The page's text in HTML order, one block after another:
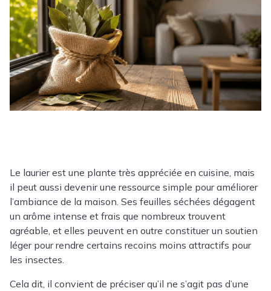
Le laurier est une plante très appréciée en cuisine, mais
il peut aussi devenir une ressource simple pour améliorer
l’ambiance de la maison. Ses feuilles séchées dégagent
un arôme intense et frais que nombreux trouvent
agréable, et elles peuvent en outre constituer un soutien
léger pour rendre certains recoins moins attractifs pour
les insectes.
Cela dit, il convient de préciser qu’il ne s’agit pas d’une